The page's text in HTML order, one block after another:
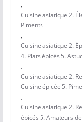
,
Cuisine asiatique 2.
Piments
,
Cuisine asiatique 2.
4. Plats épicés 5.
,
Cuisine asiatique 2.
Cuisine épicée 5.
,
Cuisine asiatique 2.
épicés 5. Amateurs